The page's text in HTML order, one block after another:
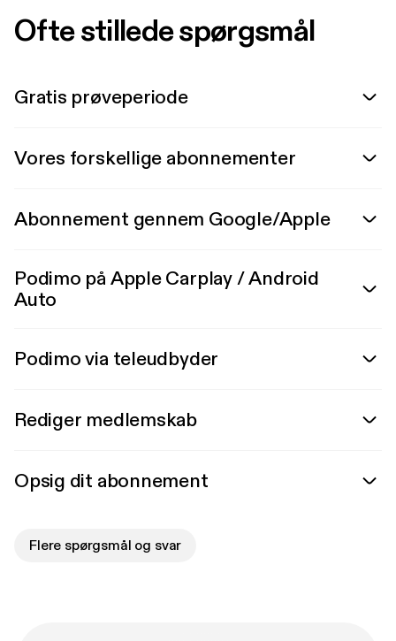
Ofte stillede spørgsmål
Gratis prøveperiode
Vores forskellige abonnementer
Abonnement gennem Google/Apple
Podimo på Apple Carplay / Android
Auto
Podimo via teleudbyder
Rediger medlemskab
Opsig dit abonnement
Flere spørgsmål og svar